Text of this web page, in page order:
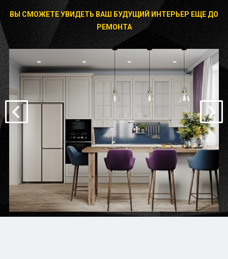
ВЫ СМОЖЕТЕ УВИДЕТЬ ВАШ БУДУЩИЙ ИНТЕРЬЕР ЕЩЕ ДО
РЕМОНТА